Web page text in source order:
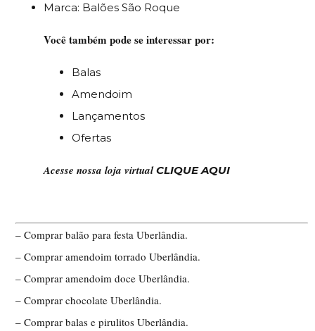
Marca: Balões São Roque
Você também pode se interessar por:
Balas
Amendoim
Lançamentos
Ofertas
Acesse nossa loja virtualCLIQUE AQUI
– Comprar balão para festa Uberlândia.
– Comprar amendoim torrado Uberlândia.
– Comprar amendoim doce Uberlândia.
– Comprar chocolate Uberlândia.
– Comprar balas e pirulitos Uberlândia.